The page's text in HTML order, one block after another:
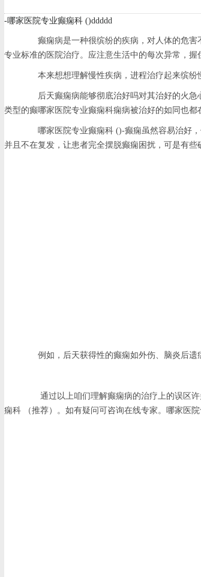
-哪家医院专业癫痫科 ()ddddd
癫痫病是一种很缤纷的疾病，对人体的危害
专业标准的医院治疗。应注意生活中的每次异常，握
本来想想理解慢性疾病，进程治疗起来缤纷
后天癫痫病能够彻底治好吗对其治好的火急
类型的癫哪家医院专业癫痫科痫病被治好的如同也都
哪家医院专业癫痫科 ()-癫痫虽然容易治好，
并且不在复发，让患者完全摆脱癫痫困扰，可是有些
例如，后天获得性的癫痫如外伤、脑炎后遗
通过以上咱们理解癫痫病的治疗上的误区许
痫科 （推荐）。如有疑问可咨询在线专家。哪家医